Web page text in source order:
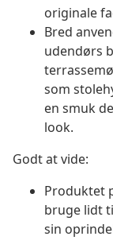
originale
Bred
udendørs
som
en smuk
look.
Godt at vide:
Produktet
bruge lidt
sin